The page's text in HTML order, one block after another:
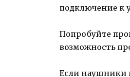
подключение к
Попробуйте
возможность
Если наушники